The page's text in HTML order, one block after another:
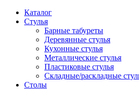
Каталог
Стулья
Барные табуреты
Деревянные стулья
Кухонные стулья
Металлические стулья
Пластиковые стулья
Складные/раскладные
Столы